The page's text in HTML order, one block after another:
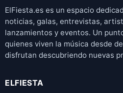
ElFiesta.es es un espacio
noticias, galas, entrevistas,
lanzamientos y eventos. Un
quienes viven la música desde
disfrutan descubriendo nuevas
ELFIESTA